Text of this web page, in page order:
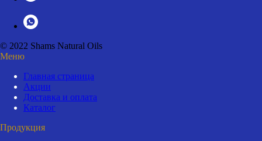
© 2022 Shams Natural Oils
Меню
Главная страница
Акции
Доставка и оплата
Каталог
Продукция